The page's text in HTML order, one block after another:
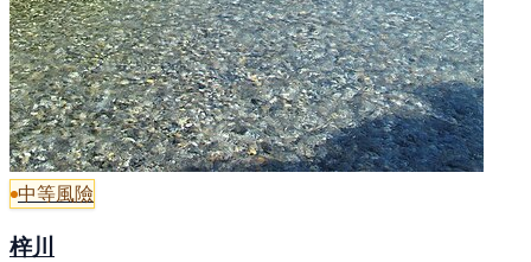
中等風險
梓川